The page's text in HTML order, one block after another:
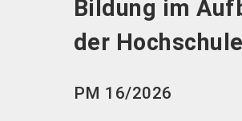
Bildung im
der
PM 16/2026